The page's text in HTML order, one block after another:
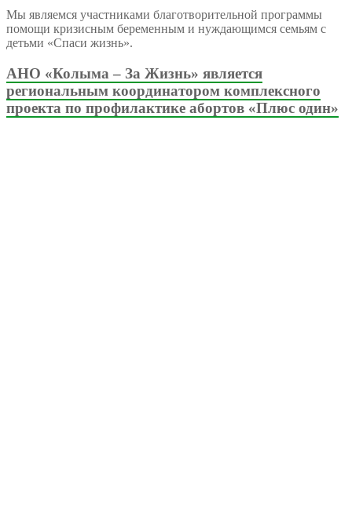
Мы являемся участниками благотворительной программы
помощи кризисным беременным и нуждающимся семьям с
детьми «Спаси жизнь».
АНО «Колыма – За Жизнь» является
региональным координатором комплексного
проекта по профилактике абортов «Плюс один»